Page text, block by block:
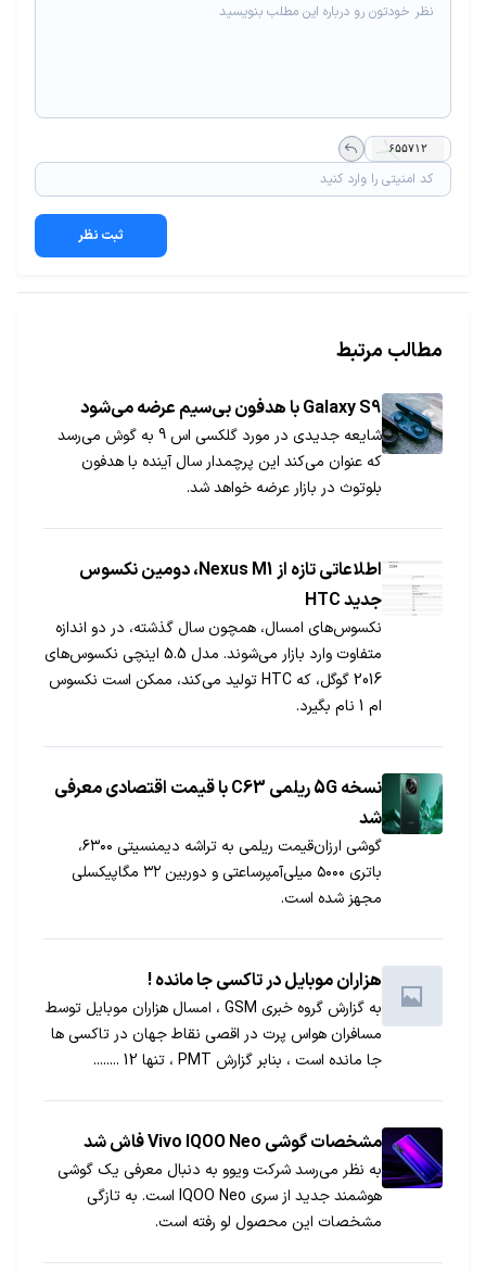
ثبت نظر
مطالب مرتبط
Galaxy S9 با هدفون بی‌سیم عرضه می‏‎شود
شایعه جدیدی در مورد گلکسی اس 9 به گوش می‌رسد
که عنوان می‌کند این پرچمدار سال آینده با هدفون
بلوتوث در بازار عرضه خواهد شد.
اطلاعاتی تازه از Nexus M1، دومین نکسوس
جدید HTC
نکسوس‌های امسال، همچون سال گذشته، در دو اندازه
متفاوت وارد بازار می‌شوند. مدل 5.5 اینچی نکسو‌س‌های
2016 گوگل، که HTC تولید می‌کند، ممکن است نکسوس
ام 1 نام بگیرد.
نسخه 5G ریلمی C63 با قیمت اقتصادی معرفی
شد
گوشی ارزان‌قیمت ریلمی به تراشه دیمنسیتی ۶۳۰۰،
باتری ۵۰۰۰ میلی‌آمپرساعتی و دوربین ۳۲ مگاپیکسلی
مجهز شده است.
هزاران موبایل در تاکسی جا مانده !
به گزارش گروه خبری GSM ، امسال هزاران موبایل توسط
مسافران هواس پرت در اقصی نقاط جهان در تاکسی ها
جا مانده است ، بنابر گزارش PMT ، تنها 12 ........
مشخصات گوشی Vivo IQOO Neo فاش شد
به نظر می‌رسد شرکت ویوو به دنبال معرفی یک گوشی
هوشمند جدید از سری IQOO Neo است. به تازگی
مشخصات این محصول لو رفته است.